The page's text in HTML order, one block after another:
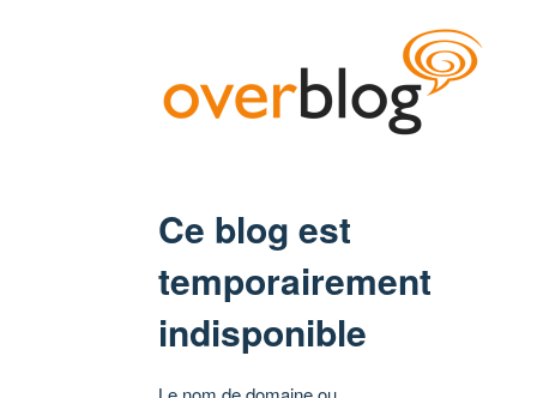
Ce blog est
temporairement
indisponible